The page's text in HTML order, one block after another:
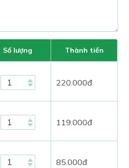
Số lượng Thành tiền
220.000đ
119.000đ
85.000đ